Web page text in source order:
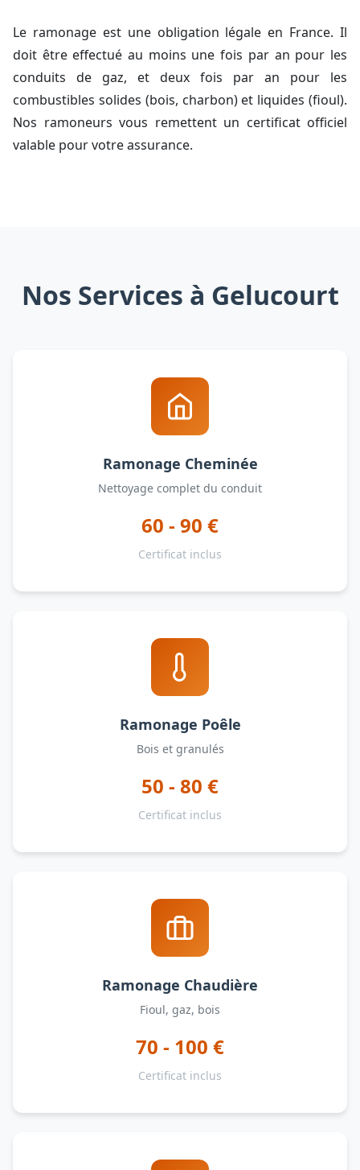
Le ramonage est une obligation légale en France. Il
doit être effectué au moins une fois par an pour les
conduits de gaz, et deux fois par an pour les
combustibles solides (bois, charbon) et liquides (fioul).
Nos ramoneurs vous remettent un certificat officiel
valable pour votre assurance.
Nos Services à Gelucourt
Ramonage Cheminée
Nettoyage complet du conduit
60 - 90 €
Certificat inclus
Ramonage Poêle
Bois et granulés
50 - 80 €
Certificat inclus
Ramonage Chaudière
Fioul, gaz, bois
70 - 100 €
Certificat inclus